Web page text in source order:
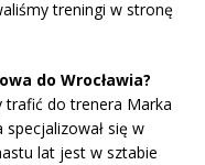
treningi w stronę
do Wrocławia?
trafić do trenera Marka
się w
lat jest w sztabie